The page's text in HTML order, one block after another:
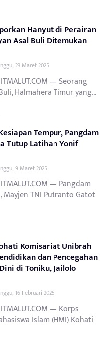
Hanyut di Perairan
Asal Buli Ditemukan
23 Maret 2025
— Seorang
Halmahera Timur yang...
Tempur, Pangdam
Tutup Latihan Yonif
9 Maret 2025
— Pangdam
Mayjen TNI Putranto Gatot
Komisariat Unibrah
dan Pencegahan
di Toniku, Jailolo
16 Februari 2025
— Korps
Islam (HMI) Kohati